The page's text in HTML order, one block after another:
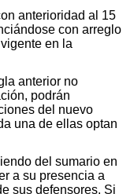
anterioridad al 15
con arreglo
en la
anterior no
podrán
del nuevo
una de ellas optan
del sumario en
a su presencia a
sus defensores. Si